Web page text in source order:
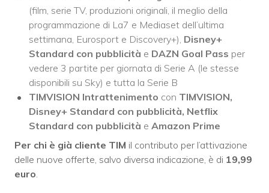
(film, serie TV, produzioni originali, il meglio della
programmazione di La7 e Mediaset dell’ultima
settimana, Eurosport e Discovery+), Disney+
Standard con pubblicità e DAZN Goal Pass per
vedere 3 partite per giornata di Serie A (le stesse
disponibili su Sky) e tutta la Serie B
TIMVISION Intrattenimento con TIMVISION,
Disney+ Standard con pubblicità, Netflix
Standard con pubblicità e Amazon Prime
Per chi è già cliente TIM il contributo per l’attivazione
delle nuove offerte, salvo diversa indicazione, è di 19,99
euro.